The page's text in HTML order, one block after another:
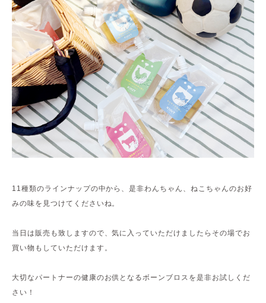
11種類のラインナップの中から、是非わんちゃん、ねこちゃんのお好
みの味を見つけてくださいね。
当日は販売も致しますので、気に入っていただけましたらその場でお
買い物もしていただけます。
大切なパートナーの健康のお供となるボーンブロスを是非お試しくだ
さい！